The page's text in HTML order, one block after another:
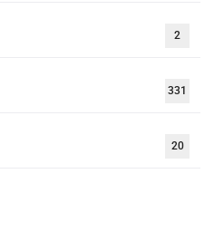
2
331
20